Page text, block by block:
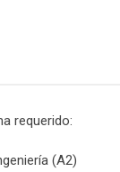
requerido:
(A2)